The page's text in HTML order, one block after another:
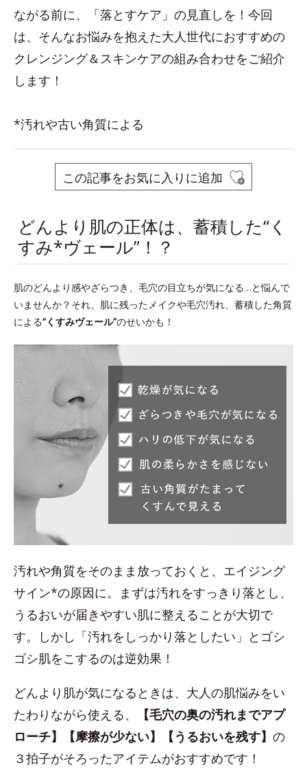
ながる前に、「落とすケア」の見直しを！今回
は、そんなお悩みを抱えた大人世代におすすめの
クレンジング＆スキンケアの組み合わせをご紹介
します！
*汚れや古い角質による
この記事をお気に入りに追加
どんより肌の正体は、蓄積した“く
すみ*ヴェール”！？
肌のどんより感やざらつき、毛穴の目立ちが気になる…と悩んで
いませんか？それ、肌に残ったメイクや毛穴汚れ、蓄積した角質
による“くすみヴェール”のせいかも！
汚れや角質をそのまま放っておくと、エイジング
サイン*の原因に。まずは汚れをすっきり落とし、
うるおいが届きやすい肌に整えることが大切で
す。しかし「汚れをしっかり落としたい」とゴシ
ゴシ肌をこするのは逆効果！
どんより肌が気になるときは、大人の肌悩みをい
たわりながら使える、
【毛穴の奥の汚れまでアプ
ローチ】【摩擦が少ない】【うるおいを残す】 の
３拍子がそろったアイテムがおすすめです！